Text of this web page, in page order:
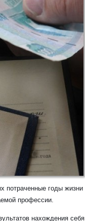
потраченные годы жизни
профессии.
нахождения себя